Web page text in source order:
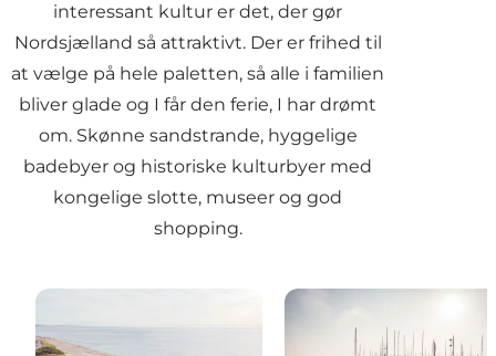
interessant kultur er det, der gør
Nordsjælland så attraktivt. Der er frihed til
at vælge på hele paletten, så alle i familien
bliver glade og I får den ferie, I har drømt
om. Skønne sandstrande, hyggelige
badebyer og historiske kulturbyer med
kongelige slotte, museer og god
shopping.